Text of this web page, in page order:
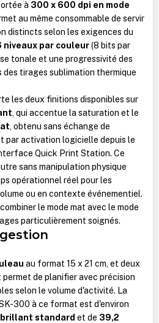
à 300 x 600 dpi en mode
au même consommable de servir
distincts selon les exigences du
par couleur(8 bits par
tonale et une progressivité des
tirages sublimation thermique
les deux finitions disponibles sur
, qui accentue la saturation et le
, obtenu sans échange de
par activation logicielle depuis le
Quick Print Station. Ce
sans manipulation physique
opérationnel réel pour les
ou en contexte événementiel.
le mode mat avec le mode
particulièrement soignés.
au format 15 x 21 cm, et deux
de planifier avec précision
selon le volume d'activité. La
300 à ce format est d'environ
brillant standard et de 39,2